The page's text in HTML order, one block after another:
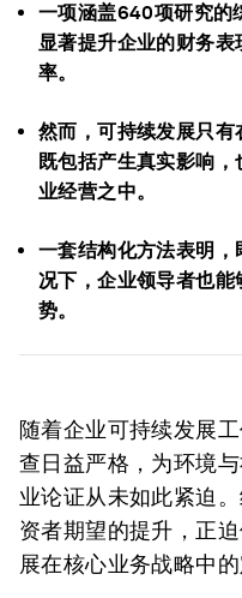
一项涵盖640项研究的
显著提升企业的财务
率。
然而，可持续发展只
既包括产生真实影响
业经营之中。
一套结构化方法表明
况下，企业领导者也
势。
随着企业可持续发展
查日益严格，为环境
业论证从未如此紧迫
资者期望的提升，正
展在核心业务战略中的